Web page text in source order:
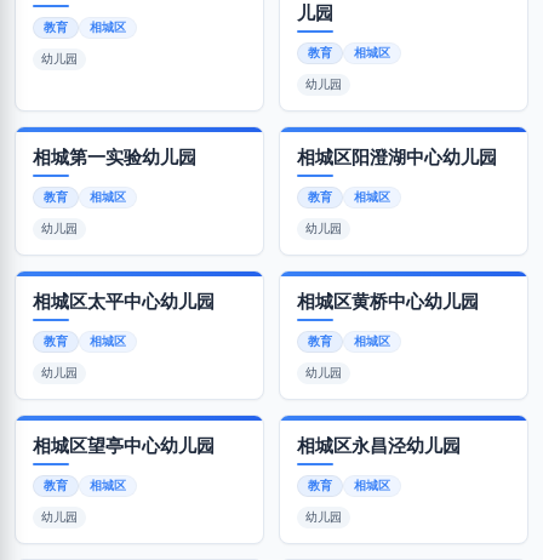
教育 相城区
幼儿园
儿园
教育 相城区
幼儿园
相城第一实验幼儿园
教育 相城区
幼儿园
相城区阳澄湖中心幼儿园
教育 相城区
幼儿园
相城区太平中心幼儿园
教育 相城区
幼儿园
相城区黄桥中心幼儿园
教育 相城区
幼儿园
相城区望亭中心幼儿园
教育 相城区
幼儿园
相城区永昌泾幼儿园
教育 相城区
幼儿园